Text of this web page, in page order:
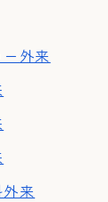
外来
来